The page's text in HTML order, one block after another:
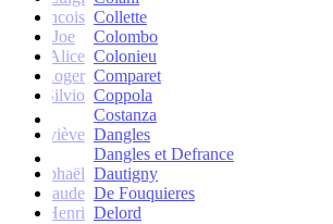
francois Collette
Joe
Colombo
Alice Colonieu
Roger Comparet
Silvio Coppola
Costanza
Geneviève Dangles
Dangles et Defrance
Raphaël Dautigny
Claude De Fouquieres
Henri Delord